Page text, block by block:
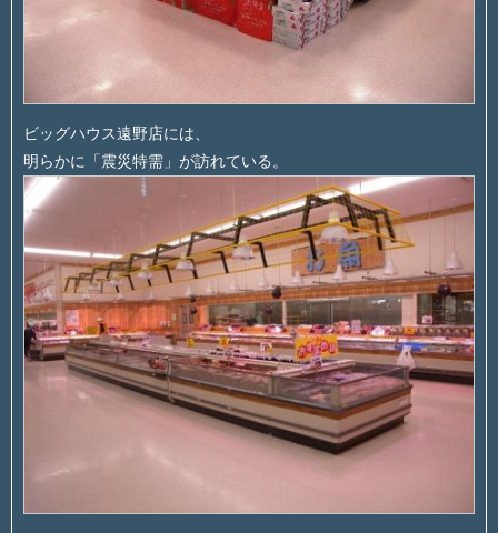
ビッグハウス遠野店には、
明らかに「震災特需」が訪れている。